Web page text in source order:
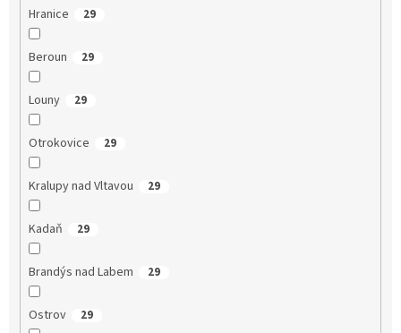
Hranice 29
Beroun 29
Louny 29
Otrokovice 29
Kralupy nad Vltavou 29
Kadaň 29
Brandýs nad Labem 29
Ostrov 29